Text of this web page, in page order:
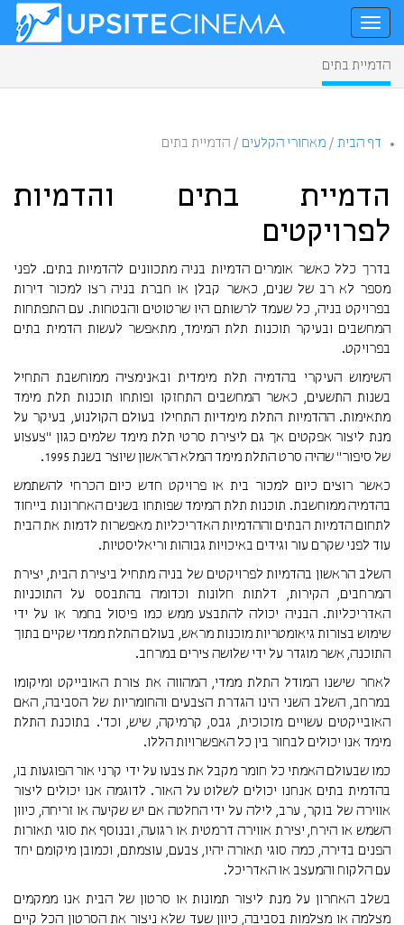
הדמיית בתים
דף הבית / מאחורי הקלעים / הדמיית בתים
הדמיית בתים והדמיות
לפרויקטים
בדרך כלל כאשר אומרים הדמיות בניה מתכוונים להדמיות בתים. לפני
מספר לא רב של שנים, כאשר קבלן או חברת בניה רצו למכור דירות
בפרויקט בניה, כל שעמד לרשותם היו שרטוטים והבטחות. עם התפתחות
המחשבים ובעיקר תוכנות תלת המימד, מתאפשר לעשות הדמית בתים
בפרויקט.
השימוש העיקרי בהדמיה תלת מימדית ובאנימציה ממוחשבת התחיל
בשנות התשעים, כאשר המחשבים התחזקו ופותחו תוכנות תלת מימד
מתאימות. ההדמיות התלת מימדיות התחילו בעולם הקולנוע, בעיקר על
מנת ליצור אפקטים אך גם ליצירת סרטי תלת מימד שלמים כגון "צעצוע
של סיפור" שהיה סרט התלת מימד המלא הראשון שיוצר בשנת 1995.
כאשר רוצים כיום למכור בית או פרויקט חדש כיום הכרחי להשתמש
בהדמיה ממוחשבת. תוכנות תלת המימד שפותחו בשנים האחרונות בייחוד
לתחום הדמיות הבתים וההדמיות האדריכליות מאפשרות לדמות את הבית
עוד לפני שקרם עור וגידים באיכויות גבוהות וריאליסטיות.
השלב הראשון בהדמיות לפרויקטים של בניה מתחיל ביצירת הבית, יצירת
המרחבים, הקירות, דלתות חלונות וכדומה בהתבסס על התוכניות
האדריכליות. הבניה יכולה להתבצע ממש כמו פיסול בחמר או על ידי
שימוש בצורות גיאומטריות מוכנות מראש, בעולם התלת ממדי שקיים בתוך
התוכנה, אשר מוגדר על ידי שלושה צירים במרחב.
לאחר שישנו המודל התלת ממדי, המהווה את צורת האובייקט ומיקומו
במרחב, השלב השני הינו הגדרת הצבעים והחומריות של הסביבה, האם
האובייקטים עשויים מזכוכית, גבס, קרמיקה, שיש, וכד'. בתוכנת התלת
מימד אנו יכולים לבחור בין כל האפשרויות הללו.
כמו שבעולם האמתי כל חומר מקבל את צבעו על ידי קרני אור הפוגעות בו,
בהדמית בתים אנחנו יכולים לשלוט על האור. לדוגמה אנו יכולים ליצור
אווירה של בוקר, ערב, לילה על ידי החלטה אם יש שקיעה או זריחה, כיוון
השמש או הירח, יצירת אווירה דרמטית או רגועה, ובנוסף את סוגי תאורות
הפנים בדירה, כמה סוגי תאורה יהיו, צבעם, עוצמתם, וכמובן מיקומם יחד
עם הלקוח והמעצב או האדריכל.
בשלב האחרון על מנת ליצור תמונות או סרטון של הבית אנו ממקמים
מצלמה או מצלמות בסביבה, כיוון שעד שלא ניצור את הסרטון הכל קיים